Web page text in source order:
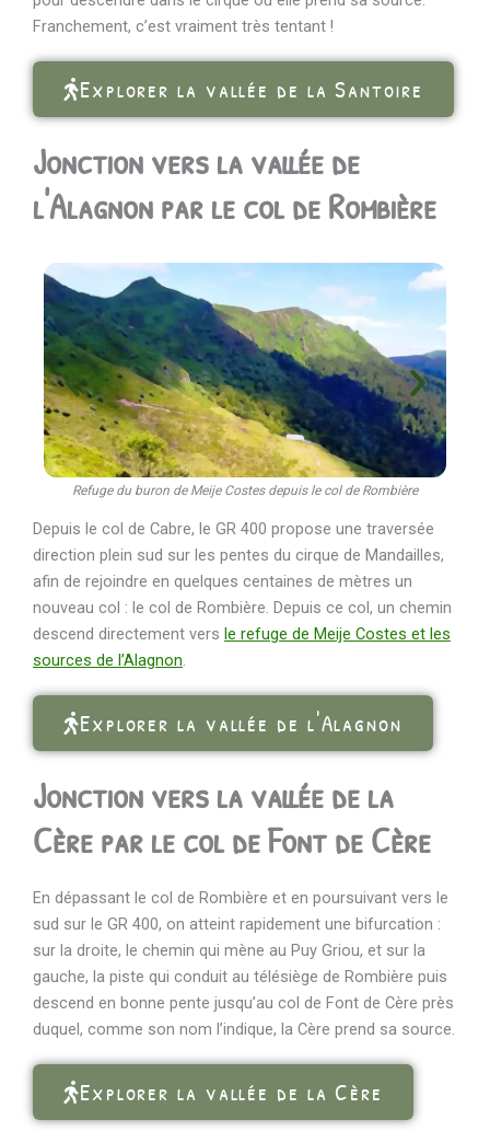
Franchement, c’est vraiment très tentant !
Explorer la vallée de la Santoire
Jonction vers la vallée de
l'Alagnon par le col de Rombière
Refuge du buron de Meije Costes depuis le col de Rombière
Depuis le col de Cabre, le GR 400 propose une traversée
direction plein sud sur les pentes du cirque de Mandailles,
afin de rejoindre en quelques centaines de mètres un
nouveau col : le col de Rombière. Depuis ce col, un chemin
descend directement vers le refuge de Meije Costes et les
sources de l’Alagnon.
Explorer la vallée de l'Alagnon
Jonction vers la vallée de la
Cère par le col de Font de Cère
En dépassant le col de Rombière et en poursuivant vers le
sud sur le GR 400, on atteint rapidement une bifurcation :
sur la droite, le chemin qui mène au Puy Griou, et sur la
gauche, la piste qui conduit au télésiège de Rombière puis
descend en bonne pente jusqu’au col de Font de Cère près
duquel, comme son nom l’indique, la Cère prend sa source.
Explorer la vallée de la Cère